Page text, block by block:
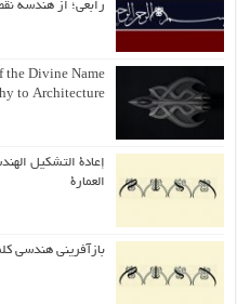
رابعی؛ از هندسه
the Divine Name
to Architecture
إعادة التشكيل
العمارة
بازآفرینی هندسی